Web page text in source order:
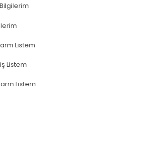
Listem
Listem
Listem